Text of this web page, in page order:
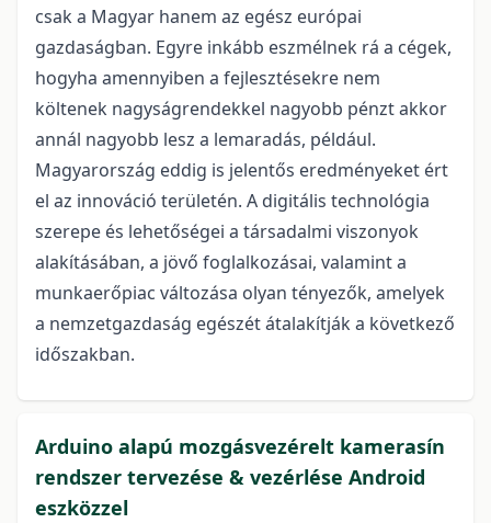
csak a Magyar hanem az egész európai
gazdaságban. Egyre inkább eszmélnek rá a cégek,
hogyha amennyiben a fejlesztésekre nem
költenek nagyságrendekkel nagyobb pénzt akkor
annál nagyobb lesz a lemaradás, például.
Magyarország eddig is jelentős eredményeket ért
el az innováció területén. A digitális technológia
szerepe és lehetőségei a társadalmi viszonyok
alakításában, a jövő foglalkozásai, valamint a
munkaerőpiac változása olyan tényezők, amelyek
a nemzetgazdaság egészét átalakítják a következő
időszakban.
Arduino alapú mozgásvezérelt kamerasín
rendszer tervezése & vezérlése Android
eszközzel